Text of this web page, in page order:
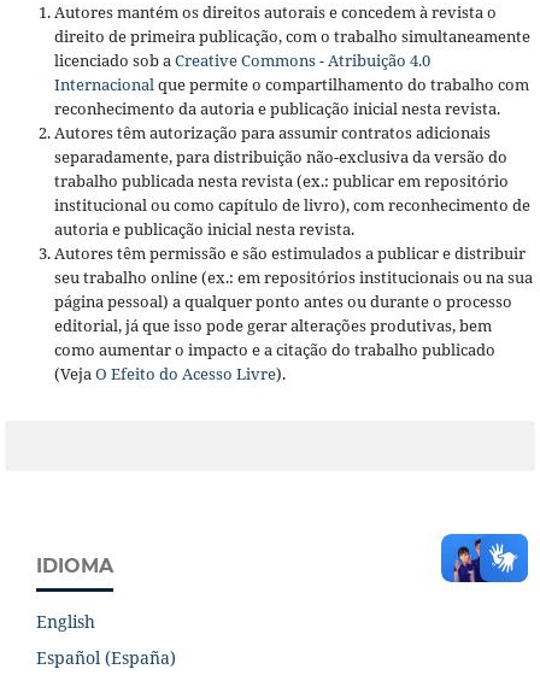
Autores mantém os direitos autorais e concedem à revista o
direito de primeira publicação, com o trabalho simultaneamente
licenciado sob aCreative Commons - Atribuição 4.0
Internacionalque permite o compartilhamento do trabalho com
reconhecimento da autoria e publicação inicial nesta revista.
Autores têm autorização para assumir contratos adicionais
separadamente, para distribuição não-exclusiva da versão do
trabalho publicada nesta revista (ex.: publicar em repositório
institucional ou como capítulo de livro), com reconhecimento de
autoria e publicação inicial nesta revista.
Autores têm permissão e são estimulados a publicar e distribuir
seu trabalho online (ex.: em repositórios institucionais ou na sua
página pessoal) a qualquer ponto antes ou durante o processo
editorial, já que isso pode gerar alterações produtivas, bem
como aumentar o impacto e a citação do trabalho publicado
(VejaO Efeito do Acesso Livre).
IDIOMA
English
Español (España)